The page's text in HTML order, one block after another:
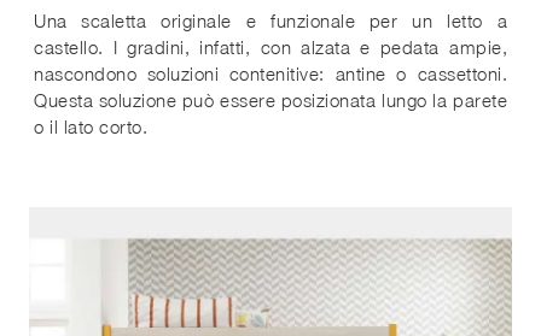
Una scaletta originale e funzionale per un letto a
castello. I gradini, infatti, con alzata e pedata ampie,
nascondono soluzioni contenitive: antine o cassettoni.
Questa soluzione può essere posizionata lungo la parete
o il lato corto.